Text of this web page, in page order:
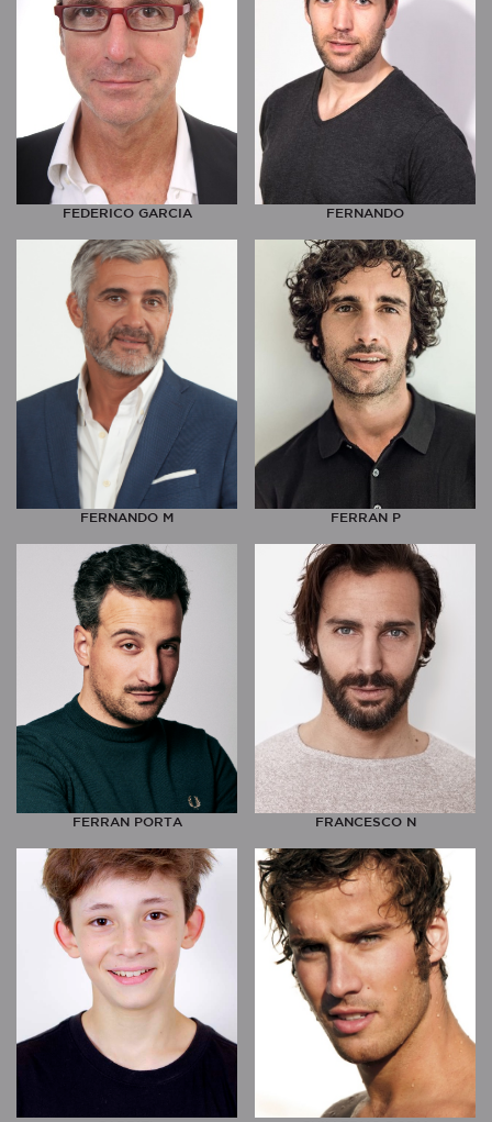
FEDERICO GARCIA FERNANDO
FERNANDO M FERRAN P
FERRAN PORTA FRANCESCO N